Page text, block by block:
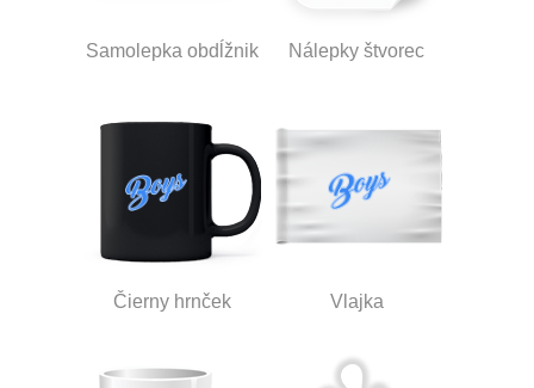
Samolepka obdĺžnik Nálepky štvorec
Čierny hrnček Vlajka